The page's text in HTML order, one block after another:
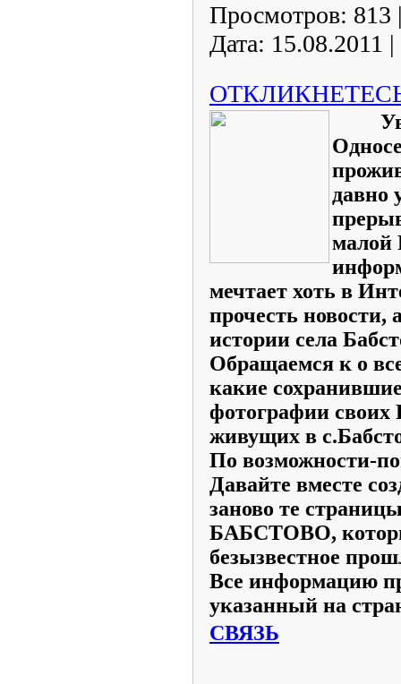
Просмотров: 813
Дата: 15.08.2011 |
давно
п
малой
мечтает хоть в
прочесть новости,
истории села
Обращаемся к о
какие
фотографии
живущих в
По возможности-
Давайте вместе
заново те
БАБСТОВО,
безызвестное
Все информацию
указанный на
СВЯЗЬ